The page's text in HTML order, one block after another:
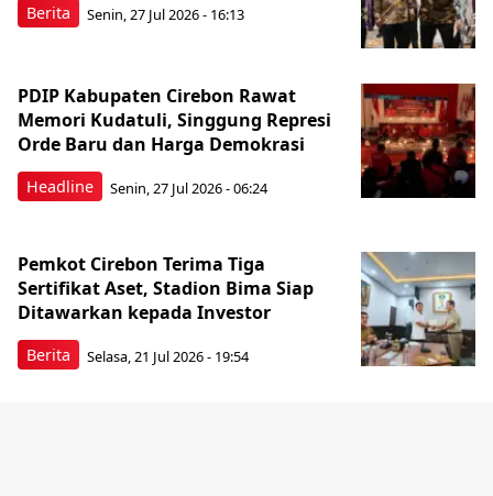
Berita Senin, 27 Jul 2026 - 16:13
Headline
PDIP Kabupaten Cirebon Rawat
Memori Kudatuli, Singgung Represi
Orde Baru dan Harga Demokrasi
Senin, 27 Jul 2026 - 06:24
Berita
Pemkot Cirebon Terima Tiga
Sertifikat Aset, Stadion Bima Siap
Ditawarkan kepada Investor
Selasa, 21 Jul 2026 - 19:54